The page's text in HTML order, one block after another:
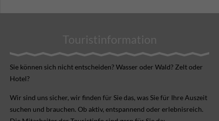
Touristinformation
Sie können sich nicht ent­scheiden? Wasser oder Wald? Zelt oder
Hotel?
Wir sind uns sicher, wir finden für Sie das, was Sie für Ihre Aus­zeit
suchen und brauchen. Ob aktiv, ent­spannend oder erlebnis­reich.